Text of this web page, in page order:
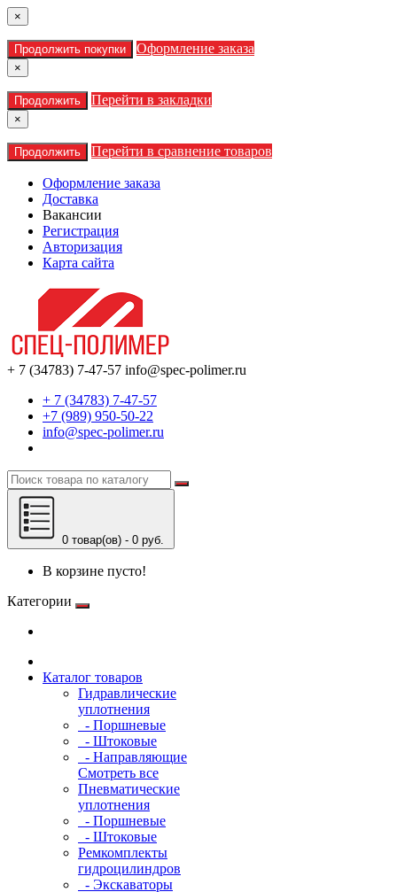
×
Продолжить покупки Оформление заказа
×
Продолжить Перейти в закладки
×
Продолжить Перейти в сравнение товаров
Оформление заказа
Доставка
Вакансии
Регистрация
Авторизация
Карта сайта
+ 7 (34783) 7-47-57 info@spec-polimer.ru
+ 7 (34783) 7-47-57
+7 (989) 950-50-22
info@spec-polimer.ru
0 товар(ов) - 0 руб.
В корзине пусто!
Категории
Каталог товаров
Гидравлические
уплотнения
- Поршневые
- Штоковые
- Направляющие
Смотреть все
Пневматические
уплотнения
- Поршневые
- Штоковые
Ремкомплекты
гидроцилиндров
- Экскаваторы